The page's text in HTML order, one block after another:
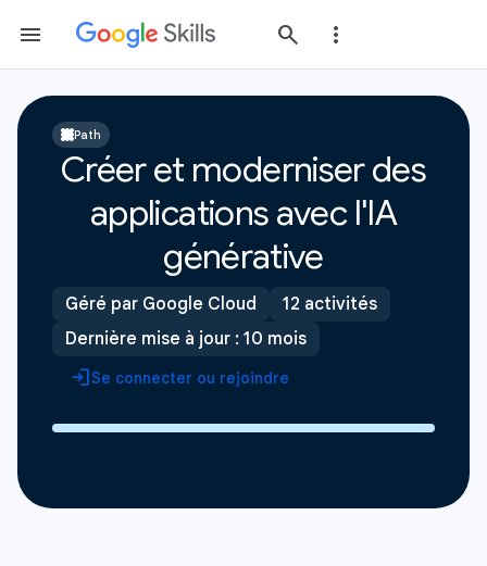
Path
Créer et moderniser des
applications avec l'IA
générative
Géré par Google Cloud
12 activités
Dernière mise à jour : 10 mois
Se connecter ou rejoindre